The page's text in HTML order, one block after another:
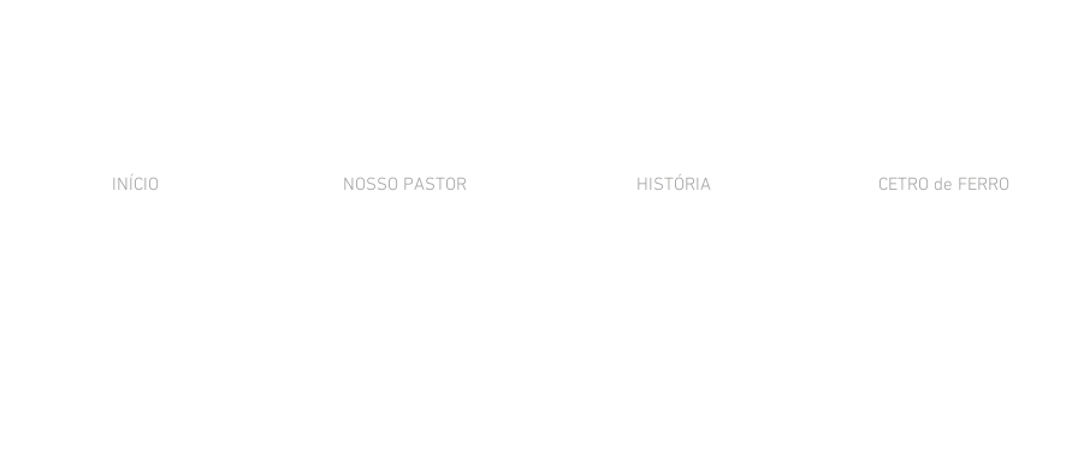
INÍCIO NOSSO PASTOR HISTÓRIA CETRO de FERRO